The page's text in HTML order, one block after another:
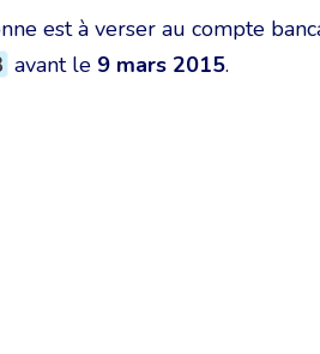
est à verser au compte
avant le 9 mars 2015.